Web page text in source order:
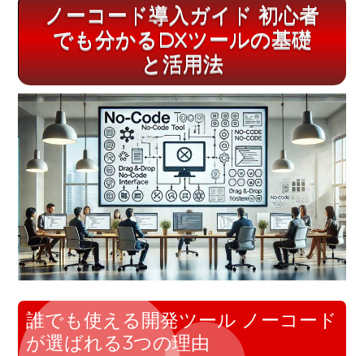
ノーコード導入ガイド 初心者
でも分かるDXツールの基礎
と活用法
誰でも使える開発ツール ノーコード
が選ばれる3つの理由